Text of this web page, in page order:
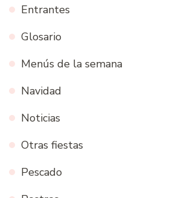
Entrantes
Glosario
Menús de la semana
Navidad
Noticias
Otras fiestas
Pescado